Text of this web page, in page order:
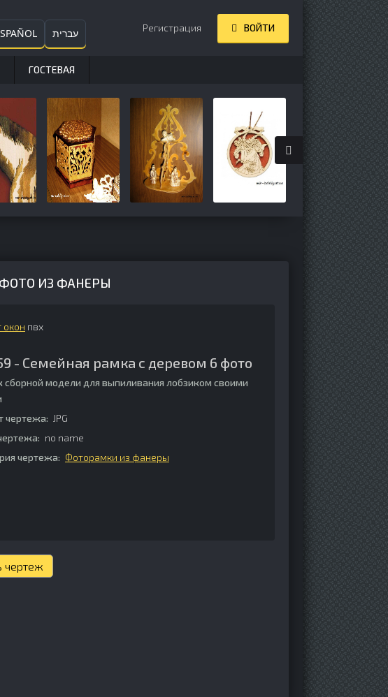
ИЗ ФАНЕРЫ
окон пвх
- Семейная рамка с деревом 6 фото
сборной модели для выпиливания лобзиком своими
чертежа: JPG
no name
чертежа: Фоторамки из фанеры
чертеж
עברית Регистрация ВОЙТИ
ГОСТЕВАЯ